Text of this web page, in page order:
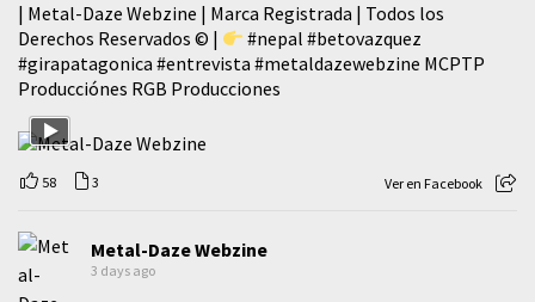
| Metal-Daze Webzine | Marca Registrada | Todos los
Derechos Reservados © |
#nepal #betovazquez
#girapatagonica #entrevista #metaldazewebzine MCPTP
Producciónes RGB Producciones
58 3 Ver en Facebook
Metal-Daze Webzine
3 days ago